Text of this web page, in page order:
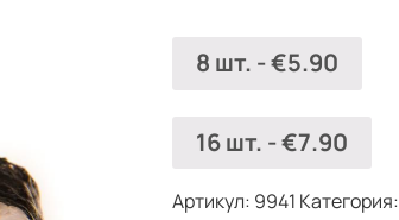
8 шт. -€5.90
16 шт. -€7.90
Артикул: 9941 Категория: